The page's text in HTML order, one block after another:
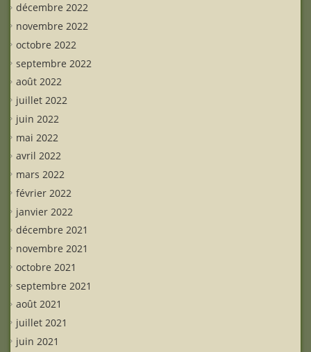
décembre 2022
novembre 2022
octobre 2022
septembre 2022
août 2022
juillet 2022
juin 2022
mai 2022
avril 2022
mars 2022
février 2022
janvier 2022
décembre 2021
novembre 2021
octobre 2021
septembre 2021
août 2021
juillet 2021
juin 2021